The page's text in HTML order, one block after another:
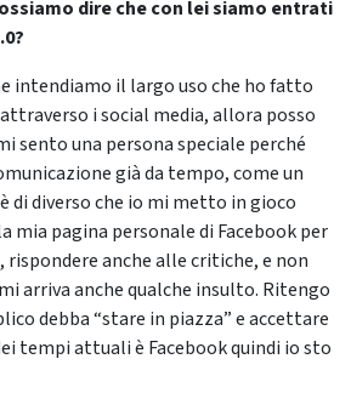
dire che con lei siamo entrati
intendiamo il largo uso che ho fatto
i social media, allora posso
sento una persona speciale perché
già da tempo, come un
di diverso che io mi metto in gioco
mia pagina personale di Facebook per
anche alle critiche, e non
arriva anche qualche insulto. Ritengo
debba “stare in piazza” e accettare
tempi attuali è Facebook quindi io sto